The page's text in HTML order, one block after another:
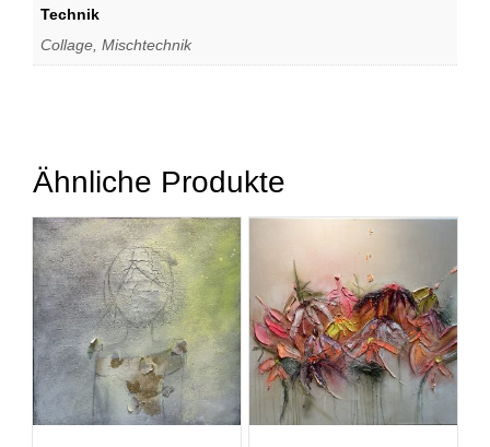
Technik
Collage, Mischtechnik
Ähnliche Produkte